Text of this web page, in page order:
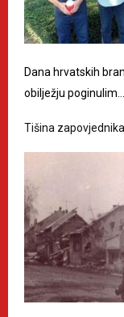
Dana hrvatskih
obilježju poginulim…
Tišina zapovjednika